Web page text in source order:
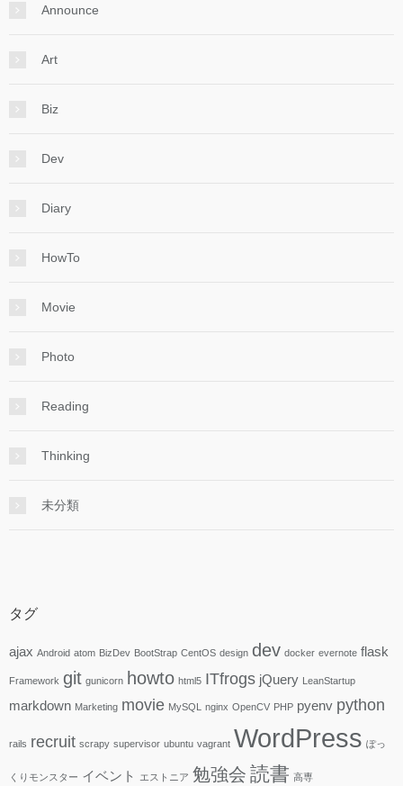
Announce
Art
Biz
Dev
Diary
HowTo
Movie
Photo
Reading
Thinking
未分類
タグ
ajax Android atom BizDev BootStrap CentOS design dev docker evernote flask
Framework git gunicorn howto html5 ITfrogs jQuery LeanStartup
markdown Marketing movie MySQL nginx OpenCV PHP pyenv python
rails recruit scrapy supervisor ubuntu vagrant WordPress ぽっ
くりモンスター イベント エストニア 勉強会 読書 高専